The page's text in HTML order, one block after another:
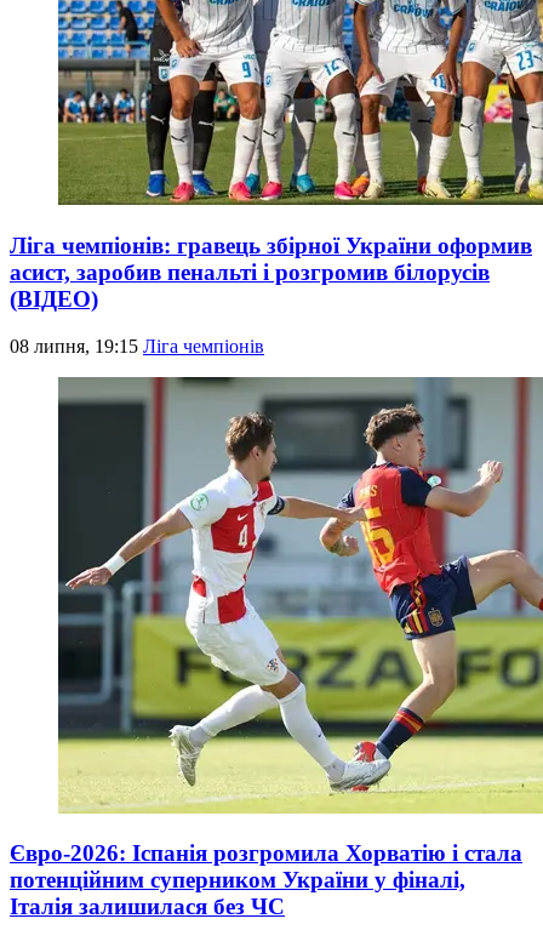
Ліга чемпіонів: гравець збірної України оформив
асист, заробив пенальті і розгромив білорусів
(ВІДЕО)
08 липня, 19:15 Ліга чемпіонів
Євро-2026: Іспанія розгромила Хорватію і стала
потенційним суперником України у фіналі,
Італія залишилася без ЧС